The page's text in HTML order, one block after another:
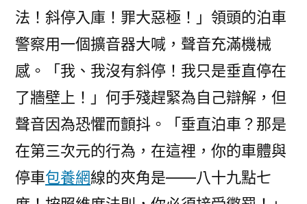
法！斜停入庫！罪大惡極！」領頭的泊車
警察用一個擴音器大喊，聲音充滿機械
感。「我、我沒有斜停！我只是垂直停在
了牆壁上！」何手殘趕緊為自己辯解，但
聲音因為恐懼而顫抖。「垂直泊車？那是
在第三次元的行為，在這裡，你的車體與
停車包養網線的夾角是——八十九點七